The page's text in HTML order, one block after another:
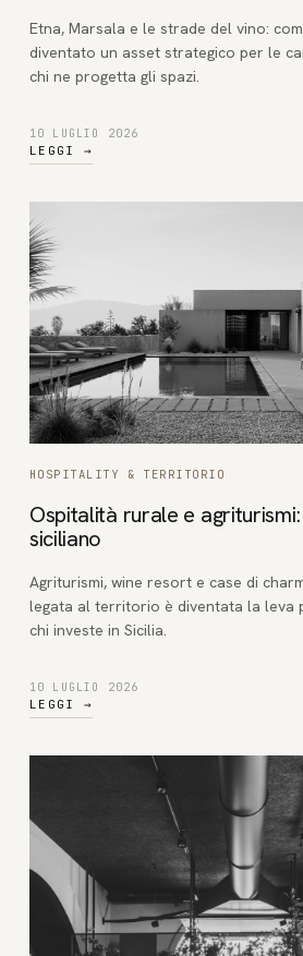
Etna, Marsala e le strade del vino:
diventato un asset strategico per le
chi ne progetta gli spazi.
10 LUGLIO 2026
LEGGI →
HOSPITALITY & TERRITORIO
Ospitalità rurale e
siciliano
Agriturismi, wine resort e case di
legata al territorio è diventata la leva
chi investe in Sicilia.
10 LUGLIO 2026
LEGGI →